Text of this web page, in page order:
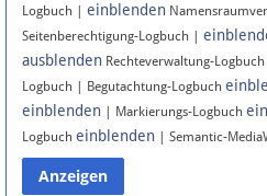
Instagram
Anmelden
Datenschutz
Logbuch | einblenden
Seitenberechtigung-Logbuch |
ausblenden Rechteverwaltung-Logbuch
Logbuch | Begutachtung-Logbuch
einblenden | Markierungs-Logbuch
Logbuch einblenden | Semantic-